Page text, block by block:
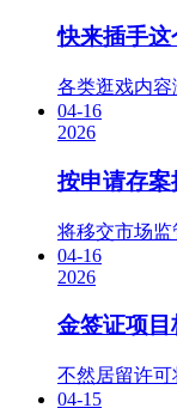
快来插手
各类逛戏内
04-16
2026
按申请存
将移交市场
04-16
2026
金签证项
不然居留许
04-15